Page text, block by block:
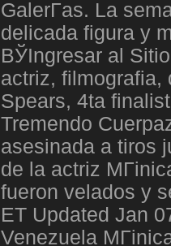
GalerГ­as. La
delicada figura y
ВЎIngresar al
actriz, filmografia,
Spears, 4ta
Tremendo
asesinada a tiros
de la actriz
fueron velados y
ET Updated Jan
Venezuela